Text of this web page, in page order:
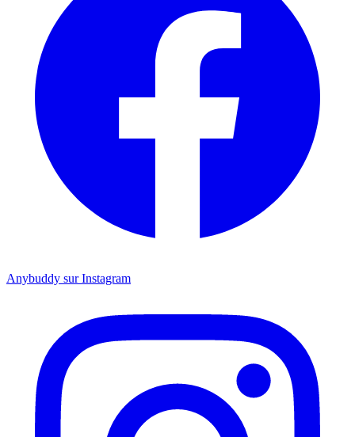
Anybuddy sur Instagram